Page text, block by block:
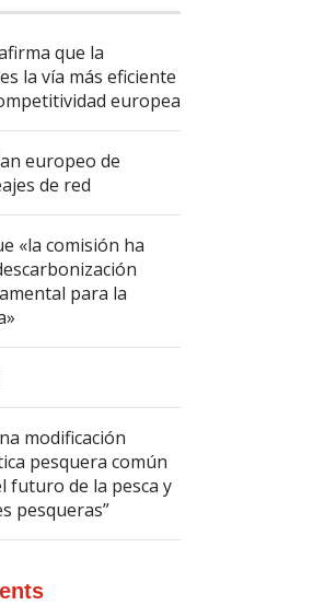
que la
la vía más eficiente
europea
europeo de
de red
«la comisión ha
para la
modificación
pesquera común
futuro de la pesca y
pesqueras”